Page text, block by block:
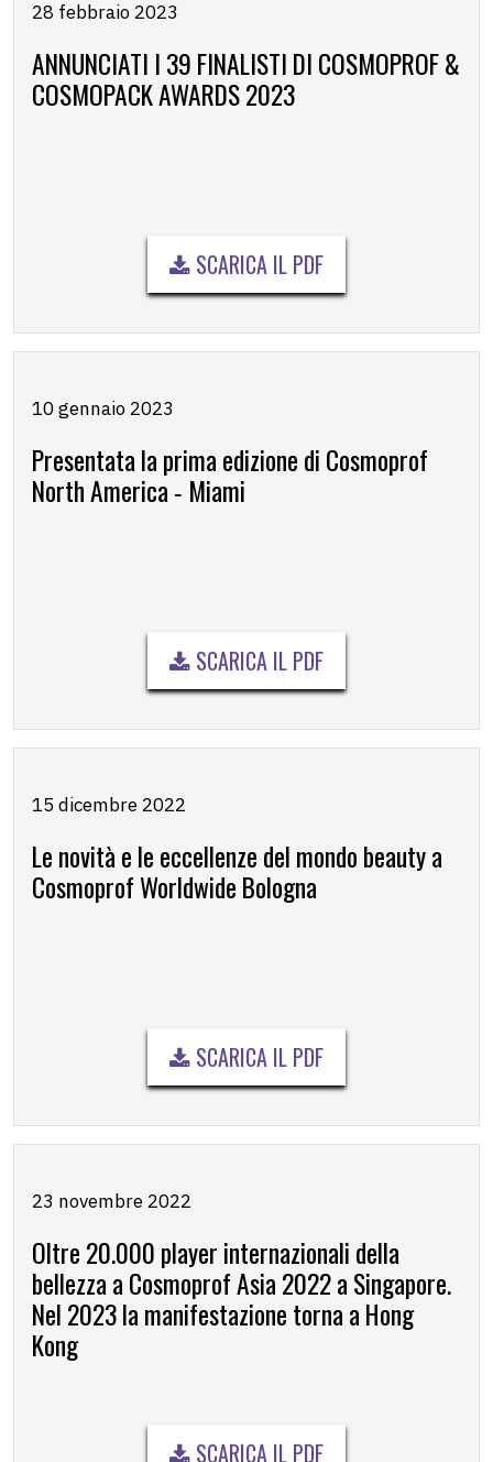
28 febbraio 2023
ANNUNCIATI I 39 FINALISTI DI COSMOPROF &
COSMOPACK AWARDS 2023
SCARICA IL PDF
10 gennaio 2023
Presentata la prima edizione di Cosmoprof
North America ‐ Miami
SCARICA IL PDF
15 dicembre 2022
Le novità e le eccellenze del mondo beauty a
Cosmoprof Worldwide Bologna
SCARICA IL PDF
23 novembre 2022
Oltre 20.000 player internazionali della
bellezza a Cosmoprof Asia 2022 a Singapore.
Nel 2023 la manifestazione torna a Hong
Kong
SCARICA IL PDF